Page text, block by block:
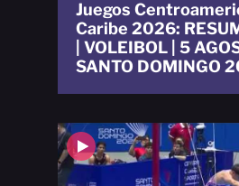
Juegos
Caribe 2026:
| VOLEIBOL | 5
SANTO DOMINGO